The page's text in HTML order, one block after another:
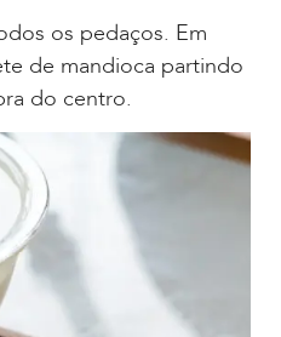
os pedaços. Em
de mandioca partindo
do centro.